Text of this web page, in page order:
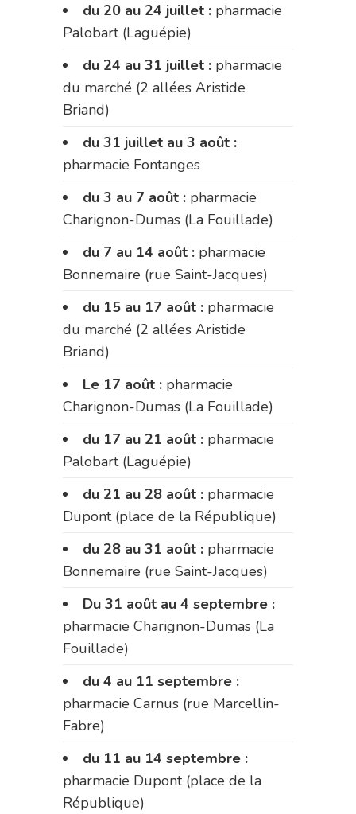
du 20 au 24 juillet : pharmacie
Palobart (Laguépie)
du 24 au 31 juillet : pharmacie
du marché (2 allées Aristide
Briand)
du 31 juillet au 3 août :
pharmacie Fontanges
du 3 au 7 août : pharmacie
Charignon-Dumas (La Fouillade)
du 7 au 14 août : pharmacie
Bonnemaire (rue Saint-Jacques)
du 15 au 17 août : pharmacie
du marché (2 allées Aristide
Briand)
Le 17 août : pharmacie
Charignon-Dumas (La Fouillade)
du 17 au 21 août : pharmacie
Palobart (Laguépie)
du 21 au 28 août : pharmacie
Dupont (place de la République)
du 28 au 31 août : pharmacie
Bonnemaire (rue Saint-Jacques)
Du 31 août au 4 septembre :
pharmacie Charignon-Dumas (La
Fouillade)
du 4 au 11 septembre :
pharmacie Carnus (rue Marcellin-
Fabre)
du 11 au 14 septembre :
pharmacie Dupont (place de la
République)